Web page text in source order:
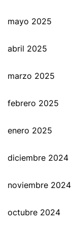
mayo 2025
abril 2025
marzo 2025
febrero 2025
enero 2025
diciembre 2024
noviembre 2024
octubre 2024